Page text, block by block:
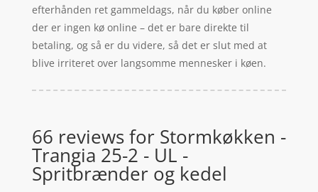
efterhånden ret gammeldags, når du køber online
der er ingen kø online – det er bare direkte til
betaling, og så er du videre, så det er slut med at
blive irriteret over langsomme mennesker i køen.
66 reviews for Stormkøkken -
Trangia 25-2 - UL -
Spritbrænder og kedel